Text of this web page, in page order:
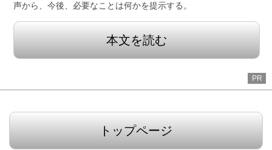
声から、今後、必要なことは何かを提示する。
本文を読む
PR
トップページ